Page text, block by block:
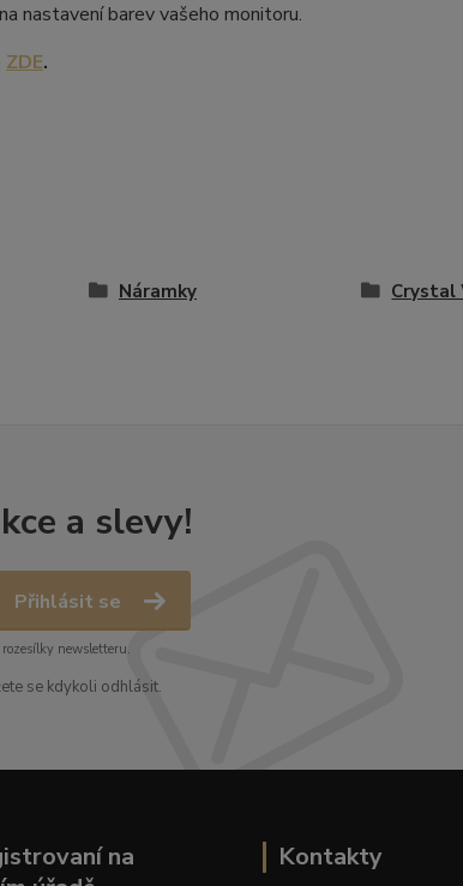
nastavení barev vašeho monitoru.
ZDE.
Náramky Crystal
a slevy!
Přihlásit se
newsletteru.
se kdykoli odhlásit.
na
Kontakty